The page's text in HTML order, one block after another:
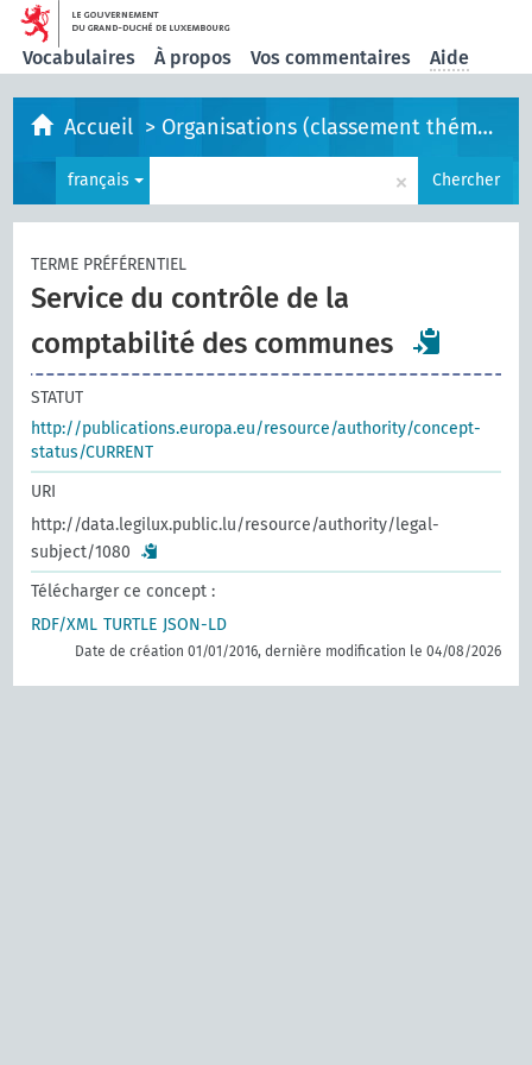
Vocabulaires À propos Vos commentaires Aide
Accueil > Organisations (classement thématique)
français × Chercher
TERME PRÉFÉRENTIEL
Service du contrôle de la
comptabilité des communes
STATUT
http://publications.europa.eu/resource/authority/concept-
status/CURRENT
URI
http://data.legilux.public.lu/resource/authority/legal-
subject/1080
Télécharger ce concept :
RDF/XML TURTLE JSON-LD
Date de création 01/01/2016, dernière modification le 04/08/2026